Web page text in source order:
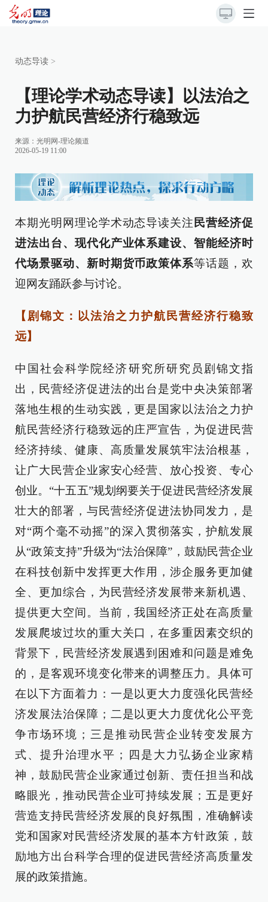
动态导读 >
【理论学术动态导读】以法治之
力护航民营经济行稳致远
来源： 光明网-理论频道
2026-05-19 11:00
本期光明网理论学术动态导读关注民营经济促
进法出台、现代化产业体系建设、智能经济时
代场景驱动、新时期货币政策体系等话题，欢
迎网友踊跃参与讨论。
【剧锦文：以法治之力护航民营经济行稳致
远】
中国社会科学院经济研究所研究员剧锦文指
出，民营经济促进法的出台是党中央决策部署
落地生根的生动实践，更是国家以法治之力护
航民营经济行稳致远的庄严宣告，为促进民营
经济持续、健康、高质量发展筑牢法治根基，
让广大民营企业家安心经营、放心投资、专心
创业。“十五五”规划纲要关于促进民营经济发展
壮大的部署，与民营经济促进法协同发力，是
对“两个毫不动摇”的深入贯彻落实，护航发展
从“政策支持”升级为“法治保障”，鼓励民营企业
在科技创新中发挥更大作用，涉企服务更加健
全、更加综合，为民营经济发展带来新机遇、
提供更大空间。当前，我国经济正处在高质量
发展爬坡过坎的重大关口，在多重因素交织的
背景下，民营经济发展遇到困难和问题是难免
的，是客观环境变化带来的调整压力。具体可
在以下方面着力：一是以更大力度强化民营经
济发展法治保障；二是以更大力度优化公平竞
争市场环境；三是推动民营企业转变发展方
式、提升治理水平；四是大力弘扬企业家精
神，鼓励民营企业家通过创新、责任担当和战
略眼光，推动民营企业可持续发展；五是更好
营造支持民营经济发展的良好氛围，准确解读
党和国家对民营经济发展的基本方针政策，鼓
励地方出台科学合理的促进民营经济高质量发
展的政策措施。